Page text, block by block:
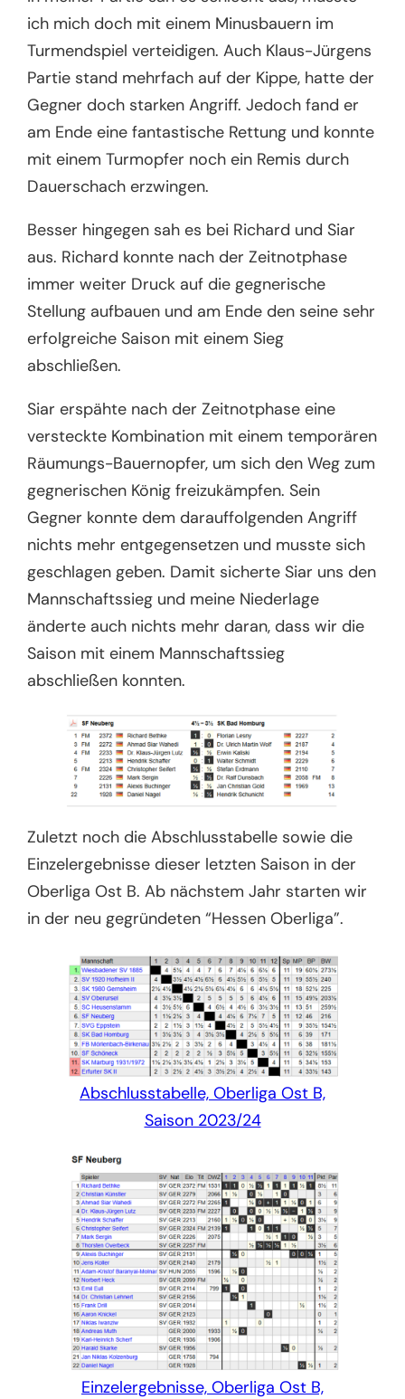
ich mich doch mit einem Minusbauern im
Turmendspiel verteidigen. Auch Klaus-Jürgens
Partie stand mehrfach auf der Kippe, hatte der
Gegner doch starken Angriff. Jedoch fand er
am Ende eine fantastische Rettung und konnte
mit einem Turmopfer noch ein Remis durch
Dauerschach erzwingen.
Besser hingegen sah es bei Richard und Siar
aus. Richard konnte nach der Zeitnotphase
immer weiter Druck auf die gegnerische
Stellung aufbauen und am Ende den seine sehr
erfolgreiche Saison mit einem Sieg
abschließen.
Siar erspähte nach der Zeitnotphase eine
versteckte Kombination mit einem temporären
Räumungs-Bauernopfer, um sich den Weg zum
gegnerischen König freizukämpfen. Sein
Gegner konnte dem darauffolgenden Angriff
nichts mehr entgegensetzen und musste sich
geschlagen geben. Damit sicherte Siar uns den
Mannschaftssieg und meine Niederlage
änderte auch nichts mehr daran, dass wir die
Saison mit einem Mannschaftssieg
abschließen konnten.
Zuletzt noch die Abschlusstabelle sowie die
Einzelergebnisse dieser letzten Saison in der
Oberliga Ost B. Ab nächstem Jahr starten wir
in der neu gegründeten “Hessen Oberliga”.
Abschlusstabelle, Oberliga Ost B,
Saison 2023/24
Einzelergebnisse, Oberliga Ost B,